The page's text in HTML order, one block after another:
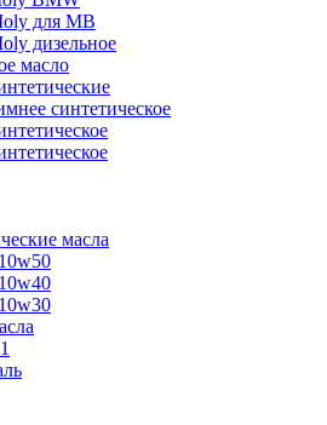
для MB
дизельное
масло
синтетическое
масла